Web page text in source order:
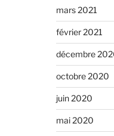
mars 2021
février 2021
décembre
octobre 2020
juin 2020
mai 2020